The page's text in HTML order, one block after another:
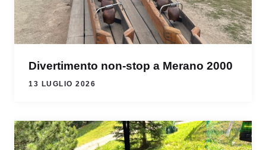
Divertimento non-stop a Merano 2000
13 LUGLIO 2026